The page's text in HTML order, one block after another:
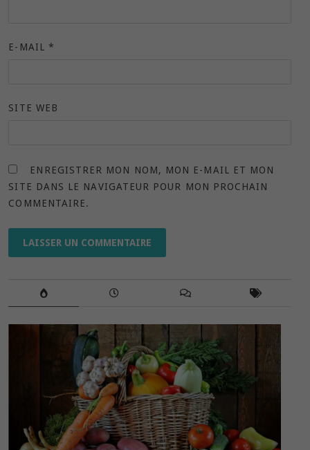
E-MAIL *
SITE WEB
ENREGISTRER MON NOM, MON E-MAIL ET MON
SITE DANS LE NAVIGATEUR POUR MON PROCHAIN
COMMENTAIRE.